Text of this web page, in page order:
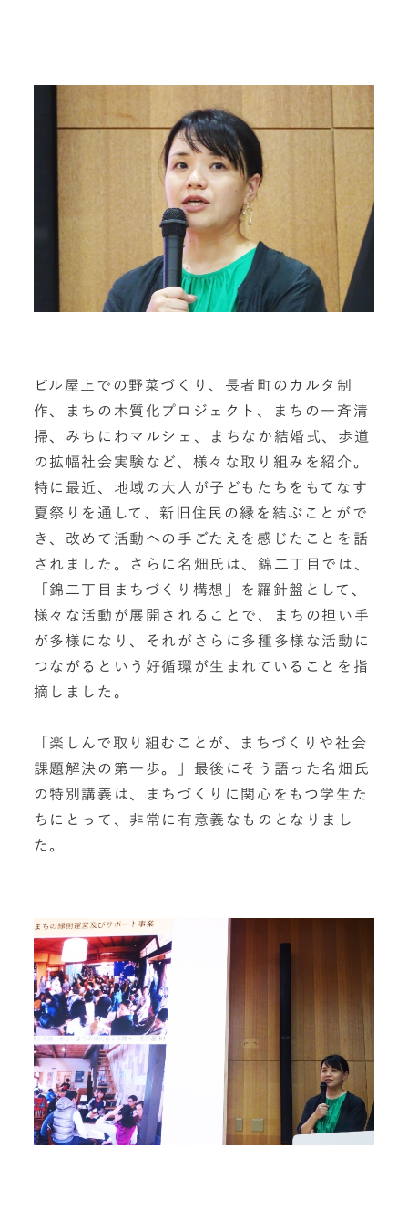
ビル屋上での野菜づくり、長者町のカルタ制
作、まちの木質化プロジェクト、まちの一斉清
掃、みちにわマルシェ、まちなか結婚式、歩道
の拡幅社会実験など、様々な取り組みを紹介。
特に最近、地域の大人が子どもたちをもてなす
夏祭りを通して、新旧住民の縁を結ぶことがで
き、改めて活動への手ごたえを感じたことを話
されました。さらに名畑氏は、錦二丁目では、
「錦二丁目まちづくり構想」を羅針盤として、
様々な活動が展開されることで、まちの担い手
が多様になり、それがさらに多種多様な活動に
つながるという好循環が生まれていることを指
摘しました。
「楽しんで取り組むことが、まちづくりや社会
課題解決の第一歩。」最後にそう語った名畑氏
の特別講義は、まちづくりに関心をもつ学生た
ちにとって、非常に有意義なものとなりまし
た。